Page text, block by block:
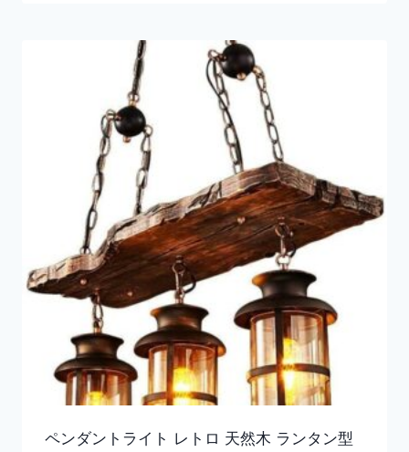
ペンダントライト レトロ 天然木 ランタン型